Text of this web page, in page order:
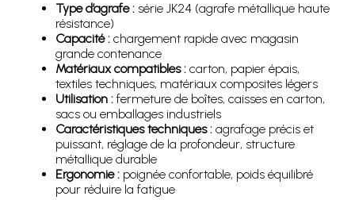
Type d’agrafe : série JK24 (agrafe métallique haute
résistance)
Capacité : chargement rapide avec magasin
grande contenance
Matériaux compatibles : carton, papier épais,
textiles techniques, matériaux composites légers
Utilisation : fermeture de boîtes, caisses en carton,
sacs ou emballages industriels
Caractéristiques techniques : agrafage précis et
puissant, réglage de la profondeur, structure
métallique durable
Ergonomie : poignée confortable, poids équilibré
pour réduire la fatigue